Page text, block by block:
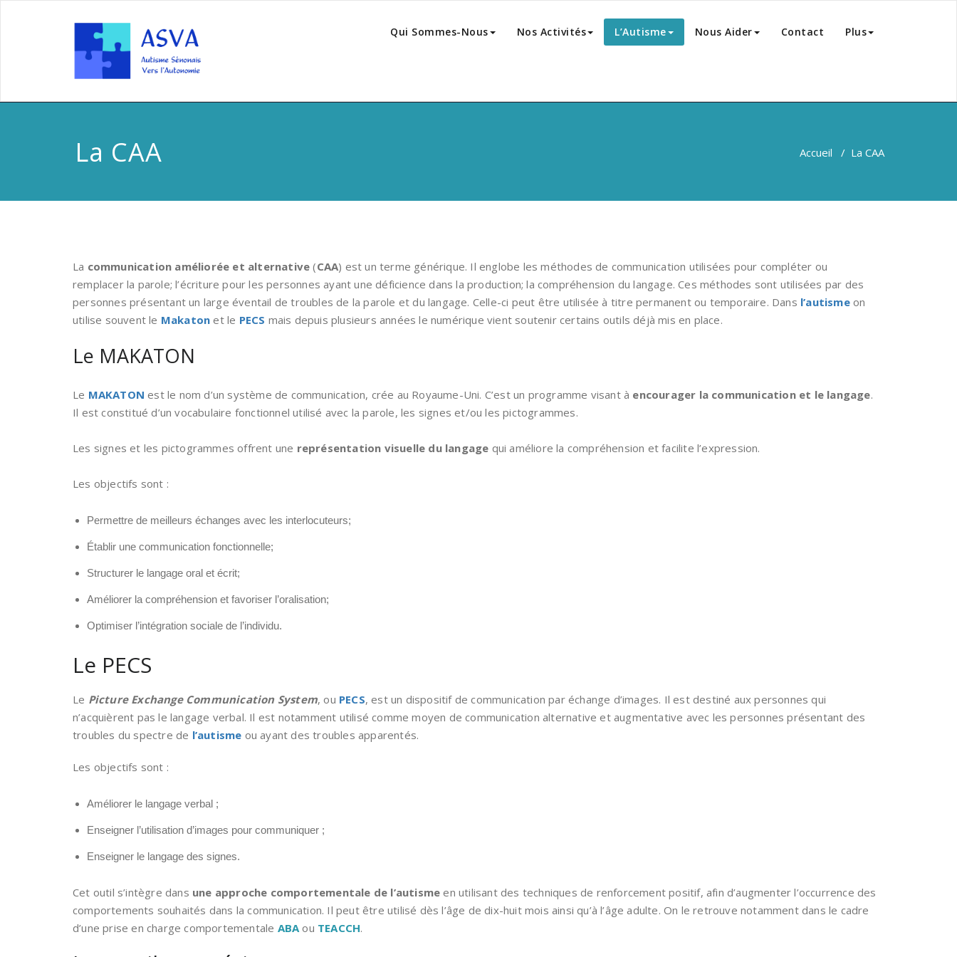
Qui Sommes-Nous Nos Activités L’Autisme Nous Aider Contact Plus
La CAA Accueil / La CAA
La communication améliorée et alternative (CAA) est un terme générique. Il englobe les méthodes de communication utilisées pour compléter ou
remplacer la parole; l’écriture pour les personnes ayant une déficience dans la production; la compréhension du langage. Ces méthodes sont utilisées par des
personnes présentant un large éventail de troubles de la parole et du langage. Celle-ci peut être utilisée à titre permanent ou temporaire. Dans l’autismeon
utilise souvent le Makaton et le PECS mais depuis plusieurs années le numérique vient soutenir certains outils déjà mis en place.
Le MAKATON
Le MAKATON est le nom d’un système de communication, crée au Royaume-Uni. C’est un programme visant à encourager la communication et le langage.
Il est constitué d’un vocabulaire fonctionnel utilisé avec la parole, les signes et/ou les pictogrammes.
Les signes et les pictogrammes offrent une représentation visuelle du langage qui améliore la compréhension et facilite l’expression.
Les objectifs sont :
Permettre de meilleurs échanges avec les interlocuteurs;
Établir une communication fonctionnelle;
Structurer le langage oral et écrit;
Améliorer la compréhension et favoriser l’oralisation;
Optimiser l’intégration sociale de l’individu.
Le PECS
Le Picture Exchange Communication System, ou PECS, est un dispositif de communication par échange d’images. Il est destiné aux personnes qui
n’acquièrent pas le langage verbal. Il est notamment utilisé comme moyen de communication alternative et augmentative avec les personnes présentant des
troubles du spectre de l’autisme ou ayant des troubles apparentés.
Les objectifs sont :
Améliorer le langage verbal ;
Enseigner l’utilisation d’images pour communiquer ;
Enseigner le langage des signes.
Cet outil s’intègre dans une approche comportementale de l’autisme en utilisant des techniques de renforcement positif, afin d’augmenter l’occurrence des
comportements souhaités dans la communication. Il peut être utilisé dès l’âge de dix-huit mois ainsi qu’à l’âge adulte. On le retrouve notamment dans le cadre
d’une prise en charge comportementale ABA ou TEACCH.